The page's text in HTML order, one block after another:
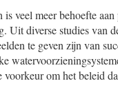
veel meer behoefte
Uit diverse studies van
te geven zijn van
voorkeur om het beleid